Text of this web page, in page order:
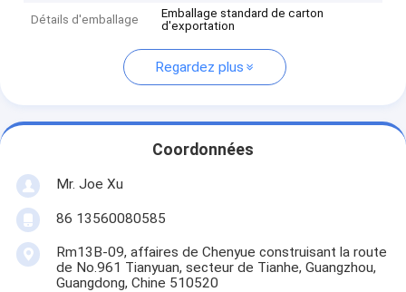
Détails d'emballage
Emballage standard de carton
d'exportation
Regardez plus
Coordonnées
Mr. Joe Xu
86 13560080585
Rm13B-09, affaires de Chenyue construisant la route
de No.961 Tianyuan, secteur de Tianhe, Guangzhou,
Guangdong, Chine 510520